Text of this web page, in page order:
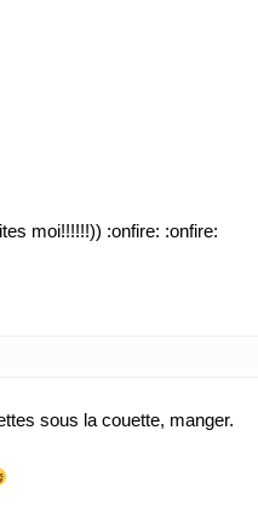
moi!!!!!!)) :onfire: :onfire:
sous la couette, manger.